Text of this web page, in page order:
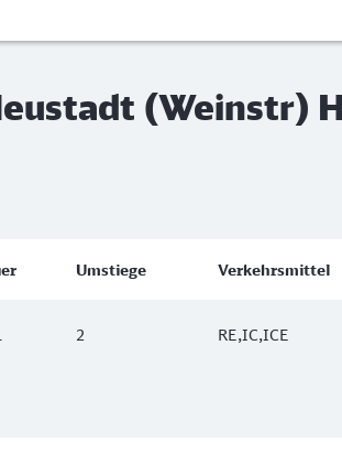
(Weinstr)
Umstiege Verkehrsmittel
2 RE,IC,ICE